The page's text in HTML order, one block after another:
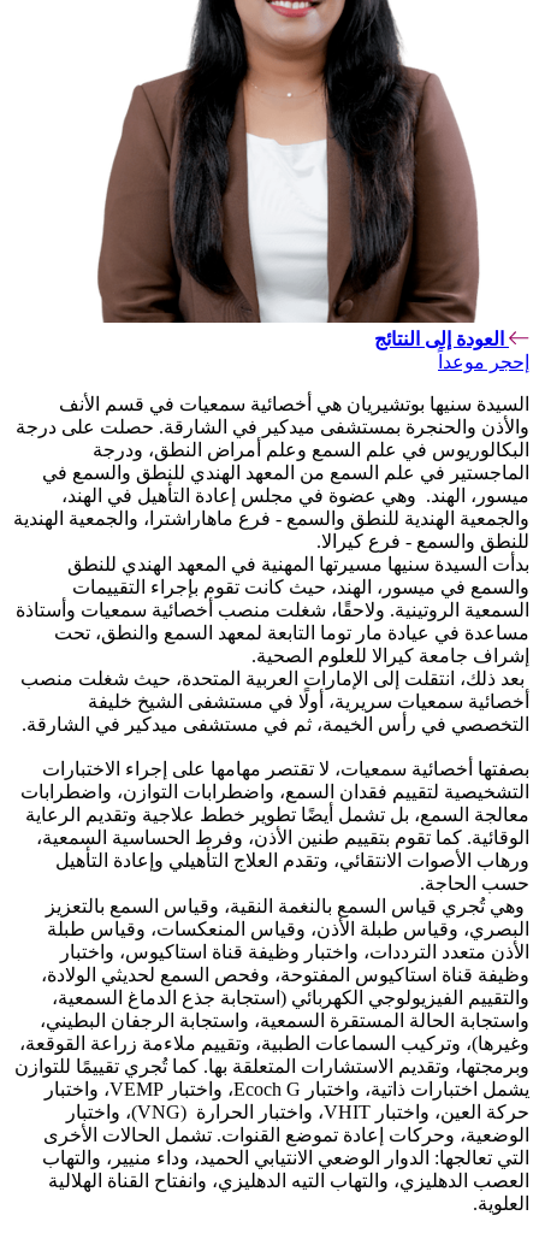
العودة إلى النتائج
إحجر موعداً
السيدة سنيها بوتشيريان هي أخصائية سمعيات في قسم الأنف
والأذن والحنجرة بمستشفى ميدكير في الشارقة. حصلت على درجة
البكالوريوس في علم السمع وعلم أمراض النطق، ودرجة
الماجستير في علم السمع من المعهد الهندي للنطق والسمع في
ميسور، الهند. وهي عضوة في مجلس إعادة التأهيل في الهند،
والجمعية الهندية للنطق والسمع - فرع ماهاراشترا، والجمعية الهندية
للنطق والسمع - فرع كيرالا.
بدأت السيدة سنيها مسيرتها المهنية في المعهد الهندي للنطق
والسمع في ميسور، الهند، حيث كانت تقوم بإجراء التقييمات
السمعية الروتينية. ولاحقًا، شغلت منصب أخصائية سمعيات وأستاذة
مساعدة في عيادة مار توما التابعة لمعهد السمع والنطق، تحت
إشراف جامعة كيرالا للعلوم الصحية.
بعد ذلك، انتقلت إلى الإمارات العربية المتحدة، حيث شغلت منصب
أخصائية سمعيات سريرية، أولًا في مستشفى الشيخ خليفة
التخصصي في رأس الخيمة، ثم في مستشفى ميدكير في الشارقة.
بصفتها أخصائية سمعيات، لا تقتصر مهامها على إجراء الاختبارات
التشخيصية لتقييم فقدان السمع، واضطرابات التوازن، واضطرابات
معالجة السمع، بل تشمل أيضًا تطوير خطط علاجية وتقديم الرعاية
الوقائية. كما تقوم بتقييم طنين الأذن، وفرط الحساسية السمعية،
ورهاب الأصوات الانتقائي، وتقدم العلاج التأهيلي وإعادة التأهيل
حسب الحاجة.
وهي تُجري قياس السمع بالنغمة النقية، وقياس السمع بالتعزيز
البصري، وقياس طبلة الأذن، وقياس المنعكسات، وقياس طبلة
الأذن متعدد الترددات، واختبار وظيفة قناة استاكيوس، واختبار
وظيفة قناة استاكيوس المفتوحة، وفحص السمع لحديثي الولادة،
والتقييم الفيزيولوجي الكهربائي (استجابة جذع الدماغ السمعية،
واستجابة الحالة المستقرة السمعية، واستجابة الرجفان البطيني،
وغيرها)، وتركيب السماعات الطبية، وتقييم ملاءمة زراعة القوقعة،
وبرمجتها، وتقديم الاستشارات المتعلقة بها. كما تُجري تقييمًا للتوازن
يشمل اختبارات ذاتية، واختبار Ecoch G، واختبار VEMP، واختبار
حركة العين، واختبار VHIT، واختبار الحرارة (VNG)، واختبار
الوضعية، وحركات إعادة تموضع القنوات. تشمل الحالات الأخرى
التي تعالجها: الدوار الوضعي الانتيابي الحميد، وداء منيير، والتهاب
العصب الدهليزي، والتهاب التيه الدهليزي، وانفتاح القناة الهلالية
العلوية.